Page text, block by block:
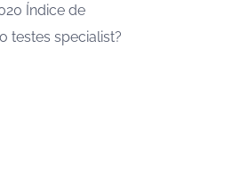
Índice de
testes specialist?